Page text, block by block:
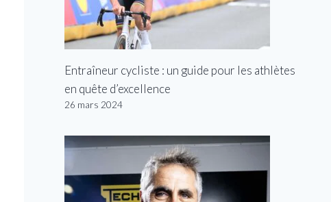
Entraîneur cycliste : un guide pour les athlètes
en quête d’excellence
26 mars 2024